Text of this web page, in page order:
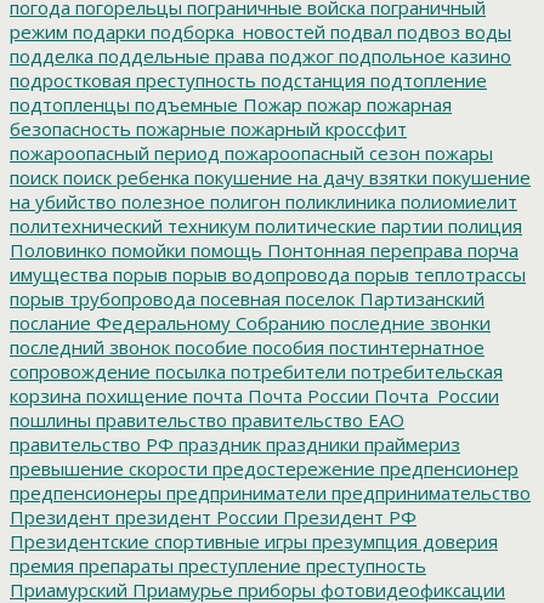
погода погорельцы пограничные войска пограничный
режим подарки подборка_новостей подвал подвоз воды
подделка поддельные права поджог подпольное казино
подростковая преступность подстанция подтопление
подтопленцы подъемные Пожар пожар пожарная
безопасность пожарные пожарный кроссфит
пожароопасный период пожароопасный сезон пожары
поиск поиск ребенка покушение на дачу взятки покушение
на убийство полезное полигон поликлиника полиомиелит
политехнический техникум политические партии полиция
Половинко помойки помощь Понтонная переправа порча
имущества порыв порыв водопровода порыв теплотрассы
порыв трубопровода посевная поселок Партизанский
послание Федеральному Собранию последние звонки
последний звонок пособие пособия постинтернатное
сопровождение посылка потребители потребительская
корзина похищение почта Почта России Почта_России
пошлины правительство правительство ЕАО
правительство РФ праздник праздники праймериз
превышение скорости предостережение предпенсионер
предпенсионеры предприниматели предпринимательство
Президент президент России Президент РФ
Президентские спортивные игры презумпция доверия
премия препараты преступление преступность
Приамурский Приамурье приборы фотовидеофиксации